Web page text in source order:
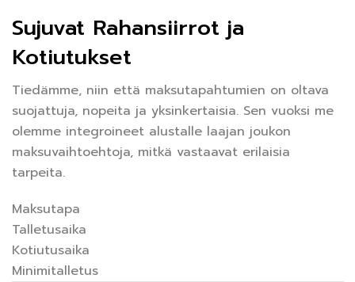
Sujuvat Rahansiirrot ja
Kotiutukset
Tiedämme, niin että maksutapahtumien on oltava
suojattuja, nopeita ja yksinkertaisia. Sen vuoksi me
olemme integroineet alustalle laajan joukon
maksuvaihtoehtoja, mitkä vastaavat erilaisia
tarpeita.
Maksutapa
Talletusaika
Kotiutusaika
Minimitalletus